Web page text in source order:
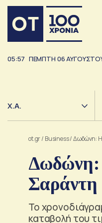
05:57 ΠΕΜΠΤΗ 06
Χ.Α.
ot.gr/ Business/Δωδώνη: Η
Δωδώνη:
Σαράντη
Το
καταβολή του